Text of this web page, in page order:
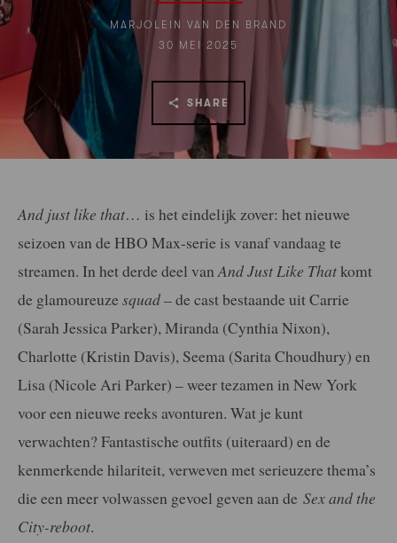
MARJOLEIN VAN DEN BRAND
30 MEI 2025
SHARE
And just like that… is het eindelijk zover: het nieuwe
seizoen van de HBO Max-serie is vanaf vandaag te
streamen. In het derde deel vanAnd Just Like Thatkomt
de glamoureuze squad– de cast bestaande uit Carrie
(Sarah Jessica Parker), Miranda (Cynthia Nixon),
Charlotte (Kristin Davis), Seema (Sarita Choudhury) en
Lisa (Nicole Ari Parker) – weer tezamen in New York
voor een nieuwe reeks avonturen. Wat je kunt
verwachten? Fantastische outfits (uiteraard) en de
kenmerkende hilariteit, verweven met serieuzere thema’s
die een meer volwassen gevoel geven aan de Sex and the
City-reboot.